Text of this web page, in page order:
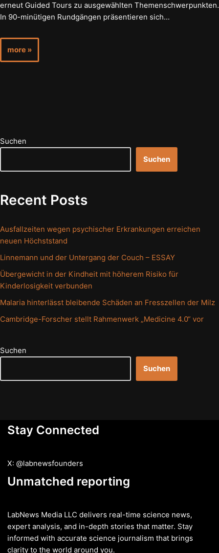
erneut Guided Tours zu ausgewählten Themenschwerpunkten.
In 90-minütigen Rundgängen präsentieren sich…
more »
Suchen
Suchen
Recent Posts
Ausfallzeiten wegen psychischer Erkrankungen erreichen
neuen Höchststand
Linnemann und der Untergang der Couch – ESSAY
Übergewicht in der Kindheit mit höherem Risiko für
Kinderlosigkeit verbunden
Malaria hinterlässt bleibende Schäden an Fresszellen der Milz
Cambridge-Forscher stellt Rahmenwerk „Medicine 4.0“ vor
Suchen
Suchen
Stay Connected
X: @labnewsfounders
Unmatched reporting
LabNews Media LLC delivers real-time science news,
expert analysis, and in-depth stories that matter. Stay
informed with accurate science journalism that brings
clarity to the world around you.